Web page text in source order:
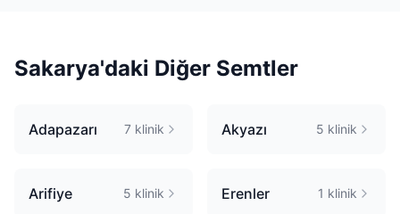
Sakarya'daki Diğer Semtler
Adapazarı 7 klinik Akyazı 5 klinik
Arifiye 5 klinik Erenler 1 klinik